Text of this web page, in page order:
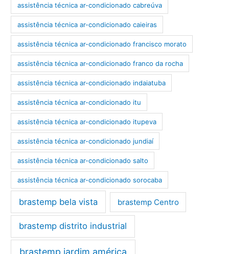
assistência técnica ar-condicionado cabreúva
assistência técnica ar-condicionado caieiras
assistência técnica ar-condicionado francisco morato
assistência técnica ar-condicionado franco da rocha
assistência técnica ar-condicionado indaiatuba
assistência técnica ar-condicionado itu
assistência técnica ar-condicionado itupeva
assistência técnica ar-condicionado jundiaí
assistência técnica ar-condicionado salto
assistência técnica ar-condicionado sorocaba
brastemp bela vista brastemp Centro
brastemp distrito industrial
brastemp jardim américa